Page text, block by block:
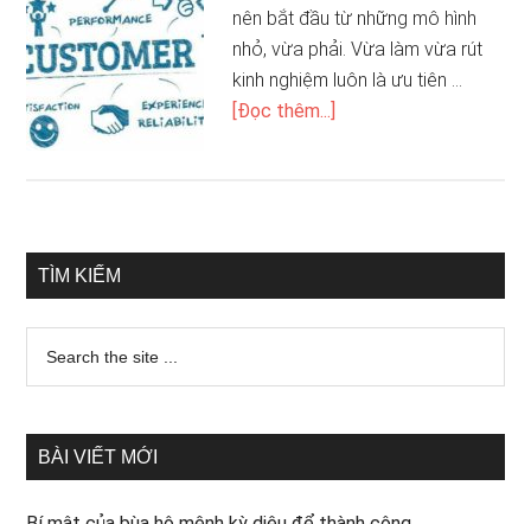
nên bắt đầu từ những mô hình
nhỏ, vừa phải. Vừa làm vừa rút
kinh nghiệm luôn là ưu tiên …
[Đọc thêm...]
TÌM KIẾM
BÀI VIẾT MỚI